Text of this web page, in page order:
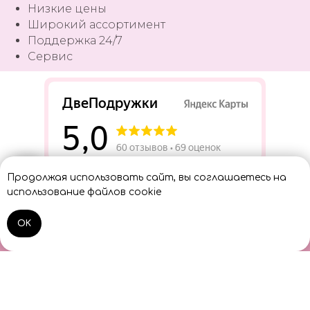
Home
Низкие цены
Широкий ассортимент
Поддержка 24/7
Сервис
Продолжая использовать сайт, вы соглашаетесь на
использование файлов cookie
OK
Разработать сайт
Консультант